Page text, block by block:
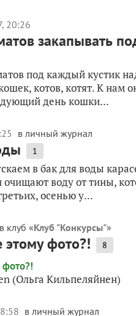
20:26
закапывать
под каждый кустик
котов, котят. К
день кошки...
в личный журнал
1
в бак для воды
воду от тины,
осенью у...
в клуб «Клуб "Конкурсы"»
фото?! 8
(Ольга Кильпеляйнен)
в личный журнал